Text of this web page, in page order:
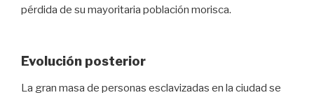
pérdida de su mayoritaria población morisca.
Evolución posterior
La gran masa de personas esclavizadas en la ciudad se